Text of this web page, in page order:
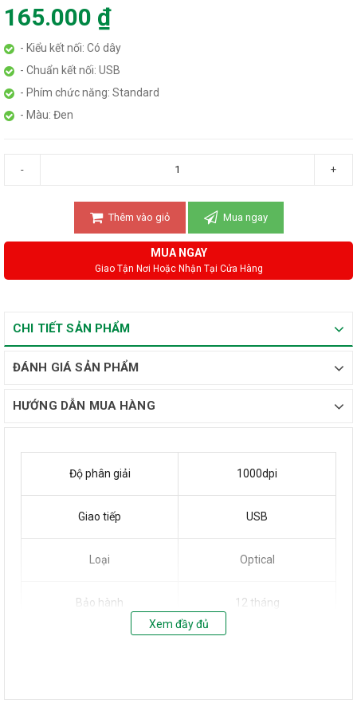
165.000 ₫
- Kiểu kết nối: Có dây
- Chuẩn kết nối: USB
- Phím chức năng: Standard
- Màu: Đen
- +
Thêm vào giỏ Mua ngay
MUA NGAY
Giao Tận Nơi Hoặc Nhận Tại Cửa Hàng
CHI TIẾT SẢN PHẨM
ĐÁNH GIÁ SẢN PHẨM
HƯỚNG DẪN MUA HÀNG
Độ phân giải 1000dpi
Giao tiếp USB
Loại Optical
Bảo hành 12 tháng
Xem đầy đủ